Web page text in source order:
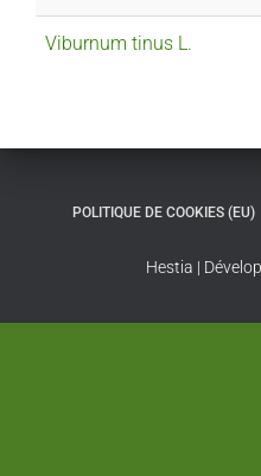
Viburnum tinus L.
POLITIQUE DE COOKIES (EU)
Hestia |